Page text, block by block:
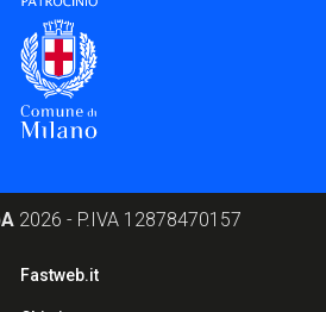
2026 - P.IVA 12878470157
Fastweb.it